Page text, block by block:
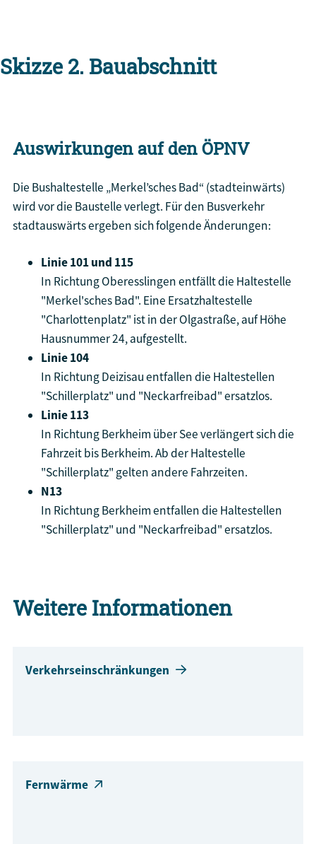
Skizze 2. Bauabschnitt
Auswirkungen auf den ÖPNV
Die Bushaltestelle „Merkel’sches Bad“ (stadteinwärts)
wird vor die Baustelle verlegt. Für den Busverkehr
stadtauswärts ergeben sich folgende Änderungen:
Linie 101 und 115
In Richtung Oberesslingen entfällt die Haltestelle
"Merkel'sches Bad". Eine Ersatzhaltestelle
"Charlottenplatz" ist in der Olgastraße, auf Höhe
Hausnummer 24, aufgestellt.
Linie 104
In Richtung Deizisau entfallen die Haltestellen
"Schillerplatz" und "Neckarfreibad" ersatzlos.
Linie 113
In Richtung Berkheim über See verlängert sich die
Fahrzeit bis Berkheim. Ab der Haltestelle
"Schillerplatz" gelten andere Fahrzeiten.
N13
In Richtung Berkheim entfallen die Haltestellen
"Schillerplatz" und "Neckarfreibad" ersatzlos.
Weitere Informationen
Verkehrseinschränkungen
Fernwärme